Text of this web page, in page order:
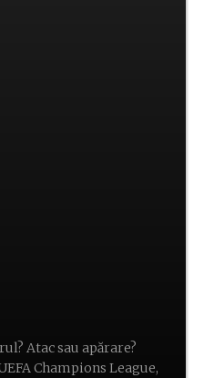
Atac sau apărare?
Champions League,